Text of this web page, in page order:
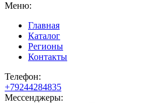
Меню:
Главная
Каталог
Регионы
Контакты
Телефон:
+79244284835
Мессенджеры: